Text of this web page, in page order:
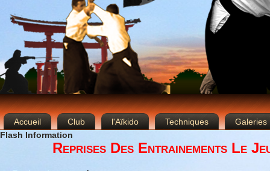
Accueil Club l'Aïkido Techniques
Galeries
Flash Information
Reprises Des Entrainements Le